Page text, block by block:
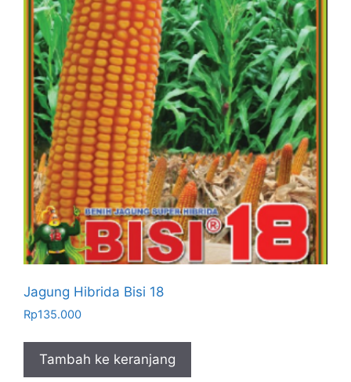
Jagung Hibrida Bisi 18
Rp135.000
Tambah ke keranjang